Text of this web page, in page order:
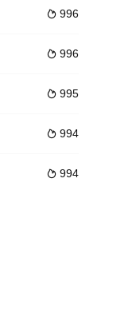
等真挚感情。
门，万幸的是她师兄的
军到了黄河岸边，真宗
 996
 996
 995
 994
 994